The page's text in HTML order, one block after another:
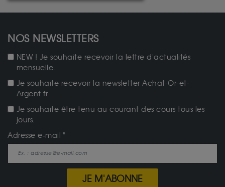
NOS NEWSLETTERS
NEW ! Je souhaite recevoir la lettre d'actualités
mensuelle.
Je souhaite recevoir la newsletter Achat-Or-et-
Argent.fr
Je souhaite être tenu au courant des cours tous les
jours.
Adresse e-mail
JE M'ABONNE